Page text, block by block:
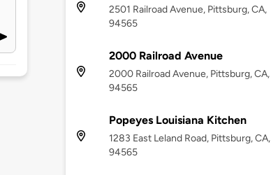
2501 Railroad Avenue, Pittsburg, CA,
94565
2000 Railroad Avenue
2000 Railroad Avenue, Pittsburg, CA,
94565
Popeyes Louisiana Kitchen
1283 East Leland Road, Pittsburg, CA,
94565